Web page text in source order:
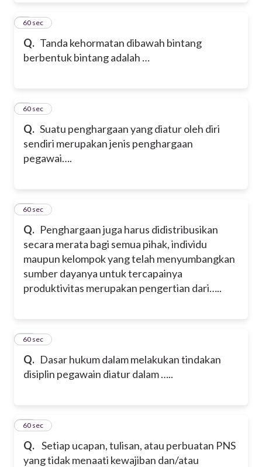
Q. Tanda kehormatan dibawah bintang
berbentuk bintang adalah …
860 sec
Q. Suatu penghargaan yang diatur oleh diri
sendiri merupakan jenis penghargaan
pegawai….
960 sec
Q. Penghargaan juga harus didistribusikan
secara merata bagi semua pihak, individu
maupun kelompok yang telah menyumbangkan
sumber dayanya untuk tercapainya
produktivitas merupakan pengertian dari…..
10
60 sec
Q. Dasar hukum dalam melakukan tindakan
disiplin pegawain diatur dalam …..
11
60 sec
Q. Setiap ucapan, tulisan, atau perbuatan PNS
yang tidak menaati kewajiban dan/atau
12
60 sec